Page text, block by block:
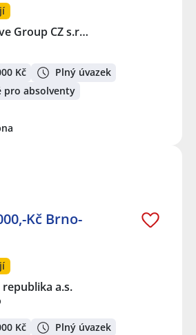
Group CZ s.r…
Kč
Plný úvazek
pro absolventy
Kč Brno-
republika a.s.
Kč Plný úvazek